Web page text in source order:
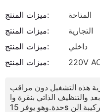
ميزات المنتج:
المتاحة
ميزات المنتج:
التجارية
ميزات المنتج:
داخلي
ميزات المنتج:
220V
هذه التشغيل دون مراقب
بعد والتنظيف الذاتي بنقرة وا
حدة.وهو يوفر 15s الاستغناء السريع كوب، ويدعم 59 تركيبة الن